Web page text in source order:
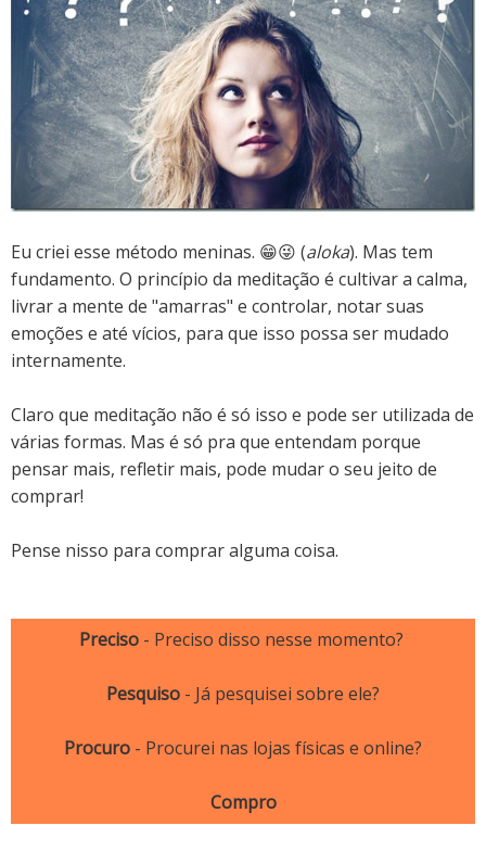
Eu criei esse método meninas. 😁😜 (aloka). Mas tem
fundamento. O princípio da meditação é cultivar a calma,
livrar a mente de "amarras" e controlar, notar suas
emoções e até vícios, para que isso possa ser mudado
internamente.
Claro que meditação não é só isso e pode ser utilizada de
várias formas. Mas é só pra que entendam porque
pensar mais, refletir mais, pode mudar o seu jeito de
comprar!
Pense nisso para comprar alguma coisa.
Preciso - Preciso disso nesse momento?
Pesquiso - Já pesquisei sobre ele?
Procuro - Procurei nas lojas físicas e online?
Compro